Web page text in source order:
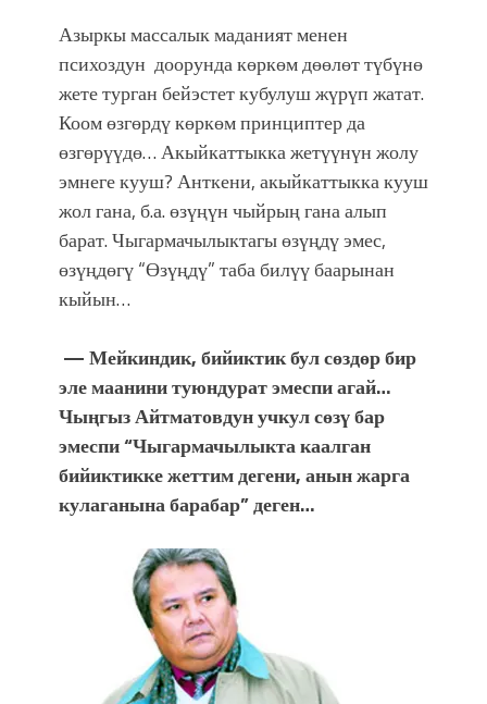
Азыркы массалык маданият менен
психоздун доорунда көркөм дөөлөт түбүнө
жете турган бейэстет кубулуш жүрүп жатат.
Коом өзгөрдү көркөм принциптер да
өзгөрүүдө… Акыйкаттыкка жетүүнүн жолу
эмнеге кууш? Анткени, акыйкаттыкка кууш
жол гана, б.а. өзүңүн чыйрың гана алып
барат. Чыгармачылыктагы өзүңдү эмес,
өзүңдөгү “Өзүңдү” таба билүү баарынан
кыйын…
— Мейкиндик, бийиктик бул сөздөр бир
эле маанини туюндурат эмеспи агай…
Чыңгыз Айтматовдун учкул сөзү бар
эмеспи “Чыгармачылыкта каалган
бийиктикке жеттим дегени, анын жарга
кулаганына барабар” деген…